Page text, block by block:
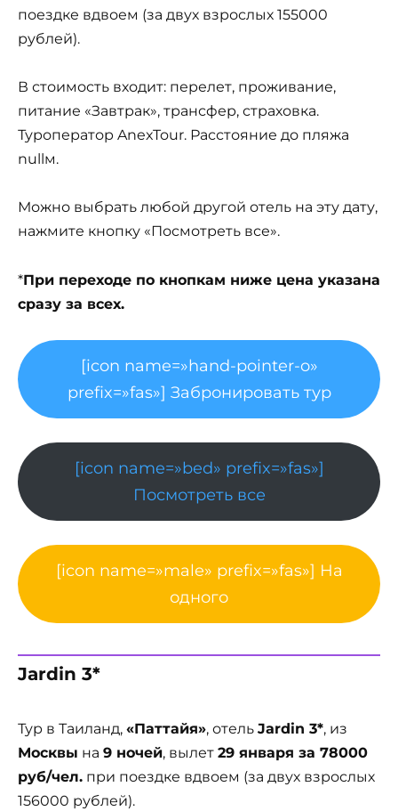
поездке вдвоем (за двух взрослых 155000
рублей).
В стоимость входит: перелет, проживание,
питание «Завтрак», трансфер, страховка.
Туроператор AnexTour. Расстояние до пляжа
nullм.
Можно выбрать любой другой отель на эту дату,
нажмите кнопку «Посмотреть все».
*При переходе по кнопкам ниже цена указана
сразу за всех.
[icon name=»hand-pointer-o»
prefix=»fas»] Забронировать тур
[icon name=»bed» prefix=»fas»]
Посмотреть все
[icon name=»male» prefix=»fas»] На
одного
Jardin 3*
Тур в Таиланд, «Паттайя», отель Jardin 3*, из
Москвы на 9 ночей, вылет 29 января за 78000
руб/чел. при поездке вдвоем (за двух взрослых
156000 рублей).